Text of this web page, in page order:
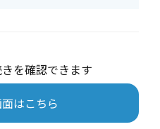
を確認できます
はこちら